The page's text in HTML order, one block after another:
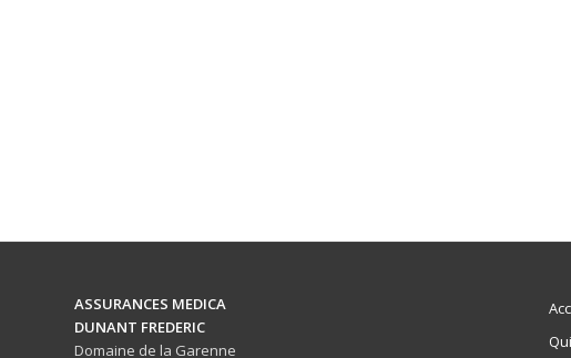
ASSURANCES MEDICA
DUNANT FREDERIC
Domaine de la Garenne